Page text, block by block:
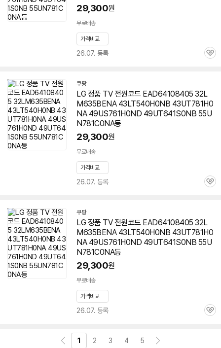
29,300원
무료배송
가격비교
26.07. 등록
관
쿠팡
LG 정품 TV 전원코드 EAD64108405 32L
M635BENA 43LT540H0NB 43UT781H0
NA 49US761H0ND 49UT641S0NB 55U
N781C0NA등
29,300원
무료배송
가격비교
26.07. 등록
관
쿠팡
LG 정품 TV 전원코드 EAD64108405 32L
M635BENA 43LT540H0NB 43UT781H0
NA 49US761H0ND 49UT641S0NB 55U
N781C0NA등
29,300원
무료배송
가격비교
26.07. 등록
관
1 2 3 4 5